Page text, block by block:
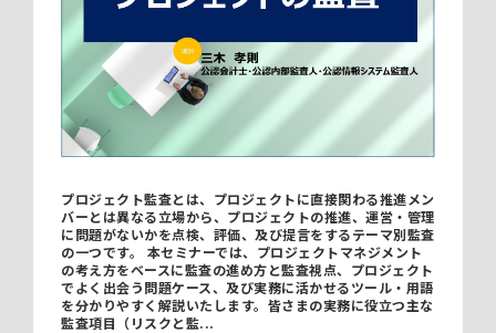
プロジェクト監査とは、プロジェクトに直接関わる推進メン
バーとは異なる立場から、プロジェクトの推進、運営・管理
に問題がないかを点検、評価、及び提言をするテーマ別監査
の一つです。 本セミナーでは、プロジェクトマネジメント
の考え方をベースに監査の進め方と監査視点、プロジェクト
でよく出会う問題ケース、及び実務に活かせるツール・用語
を分かりやすく解説いたします。皆さまの実務に役立つ主な
監査項目（リスクと監...